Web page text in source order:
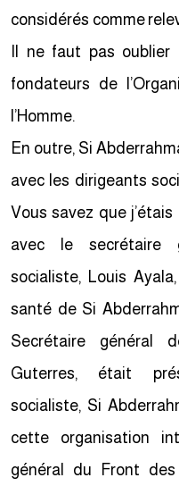
considérés comme
Il ne faut pas
fondateurs de
l’Homme.
En outre, Si
avec les dirigeants
Vous savez que
avec le secrétaire
socialiste, Louis
santé de Si
Secrétaire général
Guterres, était
socialiste, Si
cette organisation
général du Front